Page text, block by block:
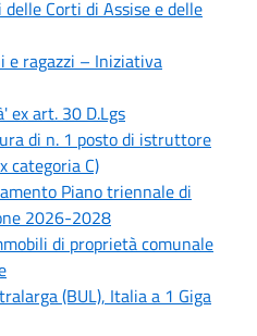
Corti di Assise e delle
e ragazzi – Iniziativa
ex art. 30 D.Lgs
di n. 1 posto di istruttore
categoria C)
Piano triennale di
2026-2028
di proprietà comunale
(BUL), Italia a 1 Giga